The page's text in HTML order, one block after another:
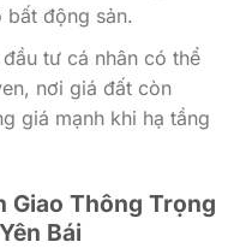
bất động sản.
tư cá nhân có thể
nơi giá đất còn
giá mạnh khi hạ tầng
Giao Thông Trọng
Bái